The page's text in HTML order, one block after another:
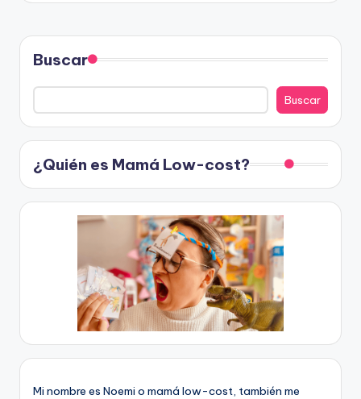
Buscar
Buscar
¿Quién es Mamá Low-cost?
Mi nombre es Noemi o mamá low-cost, también me